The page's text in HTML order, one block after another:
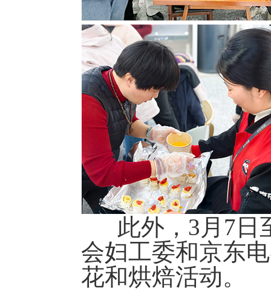
此外，3月7日
会妇工委和京东
花和烘焙活动。